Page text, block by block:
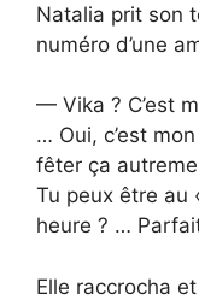
Natalia prit son
numéro d’une
— Vika ? C’est
… Oui, c’est
fêter ça
Tu peux être au
heure ? …
Elle raccrocha